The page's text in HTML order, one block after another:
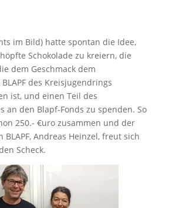
im Bild) hatte spontan die Idee,
Schokolade zu kreiern, die
dem Geschmack dem
des Kreisjugendrings
ist, und einen Teil des
an den Blapf-Fonds zu spenden. So
250.- €uro zusammen und der
Andreas Heinzel, freut sich
Scheck.